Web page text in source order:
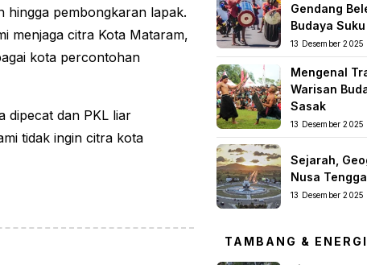
hingga pembongkaran lapak.
menjaga citra Kota Mataram,
kota percontohan
dipecat dan PKL liar
tidak ingin citra kota
Gendang
Budaya
13 Desember 2025
Mengenal
Warisan
Sasak
13 Desember 2025
Sejarah,
Nusa
13 Desember 2025
TAMBANG & ENERGI